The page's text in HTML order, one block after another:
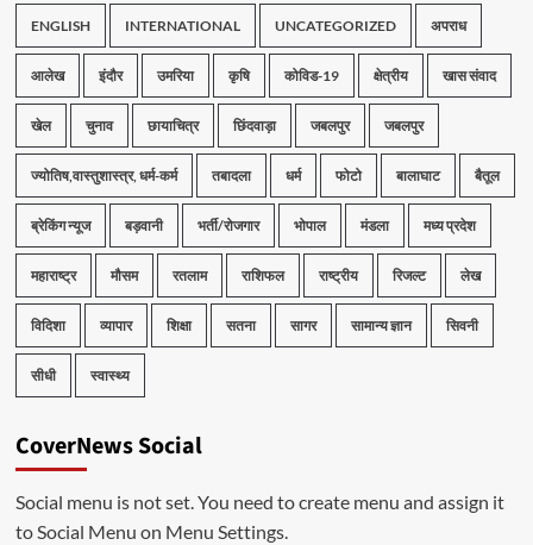
ENGLISH INTERNATIONAL UNCATEGORIZED अपराध
आलेख इंदौर उमरिया कृषि कोविड-19 क्षेत्रीय खास संवाद
खेल चुनाव छायाचित्र छिंदवाड़ा जबलपुर जबलपुर
ज्योतिष,वास्तुशास्त्र, धर्म-कर्म तबादला धर्म फोटो बालाघाट बैतूल
ब्रेकिंग न्यूज बड़वानी भर्ती/रोजगार भोपाल मंडला मध्य प्रदेश
महाराष्ट्र मौसम रतलाम राशिफल राष्ट्रीय रिजल्ट लेख
विदिशा व्यापार शिक्षा सतना सागर सामान्य ज्ञान सिवनी
सीधी स्वास्थ्य
CoverNews Social
Social menu is not set. You need to create menu and assign it
to Social Menu on Menu Settings.